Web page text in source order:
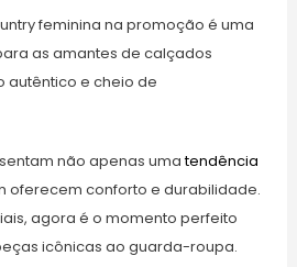
feminina na promoção é uma
as amantes de calçados
autêntico e cheio de
não apenas umatendência
oferecem conforto e durabilidade.
agora é o momento perfeito
icônicas ao guarda-roupa.